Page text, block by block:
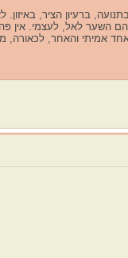
ברעיון הציר, באיזון.
הם השער לאל, לעצמי. אין
והאחר, לכאורה,